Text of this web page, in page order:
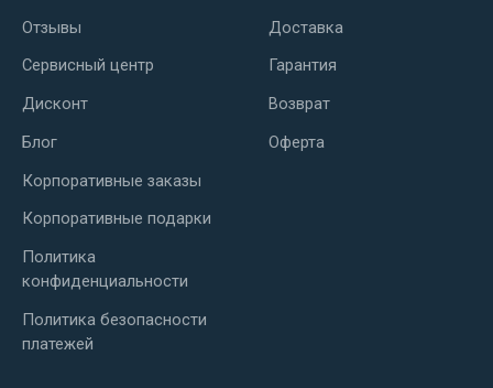
Отзывы
Сервисный центр
Дисконт
Блог
Корпоративные заказы
Корпоративные подарки
Политика
конфиденциальности
Политика безопасности
платежей
Доставка
Гарантия
Возврат
Оферта